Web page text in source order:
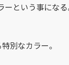
という事になる
別なカラー。